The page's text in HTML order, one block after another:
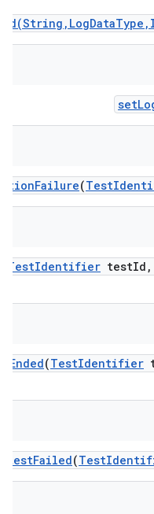
set
Failure(Test
TestIdentifier testId ,
Ended(TestIdentifier
testFailed(Test